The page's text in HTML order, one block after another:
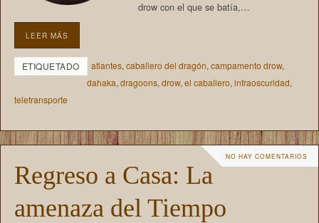
drow con el que se batía,…
LEER MÁS
ETIQUETADO atlantes, caballero del dragón, campamento drow,
dahaka, dragoons, drow, el caballero, infraoscuridad,
teletransporte
NO HAY COMENTARIOS
Regreso a Casa: La
amenaza del Tiempo